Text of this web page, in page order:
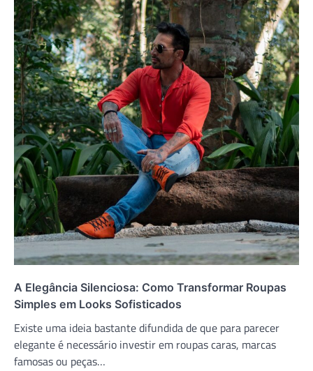
A Elegância Silenciosa: Como Transformar Roupas
Simples em Looks Sofisticados
Existe uma ideia bastante difundida de que para parecer
elegante é necessário investir em roupas caras, marcas
famosas ou peças…